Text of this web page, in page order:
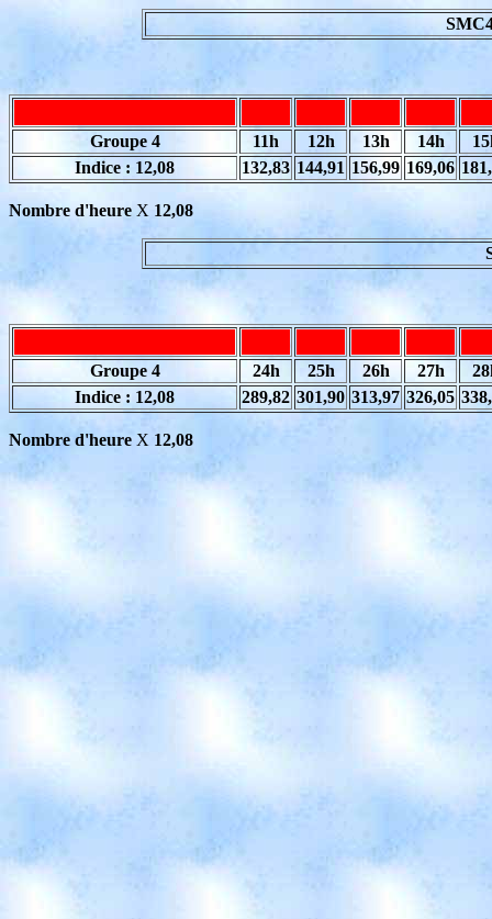
Groupe 4 11h 12h 13h 14h
Indice : 12,08
132,83 144,91 156,99 169,06
Nombre d'heure X 12,08
Groupe 4 24h 25h 26h 27h
Indice : 12,08
289,82 301,90 313,97 326,05
Nombre d'heure X 12,08